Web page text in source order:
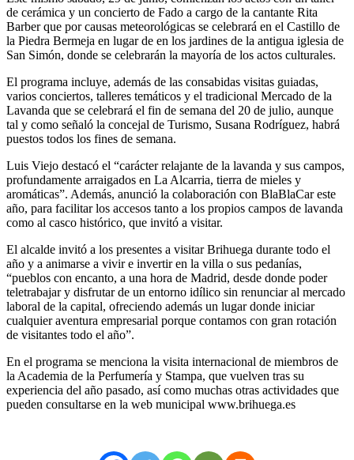
de cerámica y un concierto de Fado a cargo de la cantante Rita
Barber que por causas meteorológicas se celebrará en el Castillo de
la Piedra Bermeja en lugar de en los jardines de la antigua iglesia de
San Simón, donde se celebrarán la mayoría de los actos culturales.
El programa incluye, además de las consabidas visitas guiadas,
varios conciertos, talleres temáticos y el tradicional Mercado de la
Lavanda que se celebrará el fin de semana del 20 de julio, aunque
tal y como señaló la concejal de Turismo, Susana Rodríguez, habrá
puestos todos los fines de semana.
Luis Viejo destacó el “carácter relajante de la lavanda y sus campos,
profundamente arraigados en La Alcarria, tierra de mieles y
aromáticas”. Además, anunció la colaboración con BlaBlaCar este
año, para facilitar los accesos tanto a los propios campos de lavanda
como al casco histórico, que invitó a visitar.
El alcalde invitó a los presentes a visitar Brihuega durante todo el
año y a animarse a vivir e invertir en la villa o sus pedanías,
“pueblos con encanto, a una hora de Madrid, desde donde poder
teletrabajar y disfrutar de un entorno idílico sin renunciar al mercado
laboral de la capital, ofreciendo además un lugar donde iniciar
cualquier aventura empresarial porque contamos con gran rotación
de visitantes todo el año”.
En el programa se menciona la visita internacional de miembros de
la Academia de la Perfumería y Stampa, que vuelven tras su
experiencia del año pasado, así como muchas otras actividades que
pueden consultarse en la web municipal www.brihuega.es